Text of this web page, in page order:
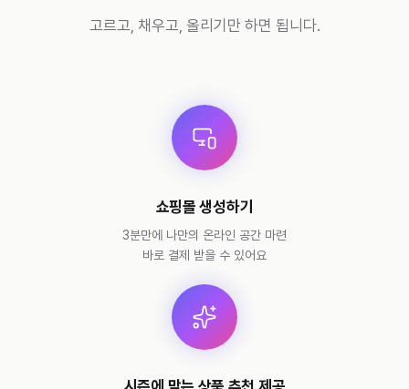
고르고, 채우고, 올리기만 하면 됩니다.
쇼핑몰 생성하기
3분만에 나만의 온라인 공간 마련
바로 결제 받을 수 있어요